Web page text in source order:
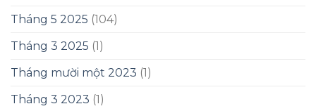
Tháng 5 2025 (104)
Tháng 3 2025 (1)
Tháng mười một 2023 (1)
Tháng 3 2023 (1)